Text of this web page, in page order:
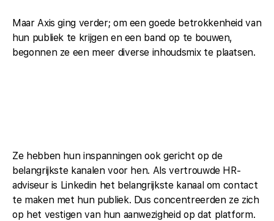
Maar Axis ging verder; om een goede betrokkenheid van
hun publiek te krijgen en een band op te bouwen,
begonnen ze een meer diverse inhoudsmix te plaatsen.
Ze hebben hun inspanningen ook gericht op de
belangrijkste kanalen voor hen. Als vertrouwde HR-
adviseur is Linkedin het belangrijkste kanaal om contact
te maken met hun publiek. Dus concentreerden ze zich
op het vestigen van hun aanwezigheid op dat platform.